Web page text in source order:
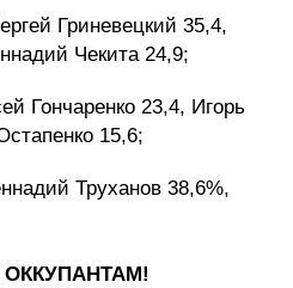
Гриневецкий 35,4,
Чекита 24,9;
Гончаренко 23,4, Игорь
15,6;
Труханов 38,6%,